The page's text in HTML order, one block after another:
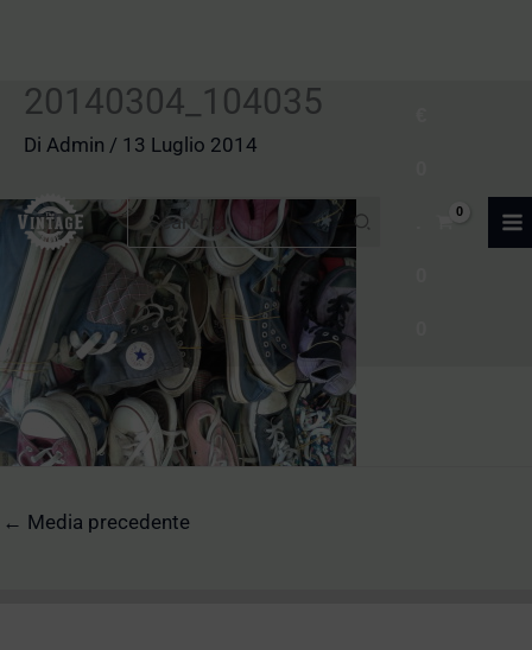
Vai
Ricerca
per:
20140304_104035
Di Admin / 13 Luglio 2014
← Media precedente